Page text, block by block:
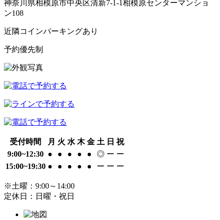
神奈川県相模原市中央区清新7-1-1相模原センターマンショ
ン108
近隣コインパーキングあり
予約優先制
受付時間 月 火 水 木 金 土 日 祝
9:00~12:30 ● ● ● ● ● ◎ ー ー
15:00~19:30 ● ● ● ● ● ー ー ー
※土曜：9:00～14:00
定休日：日曜・祝日